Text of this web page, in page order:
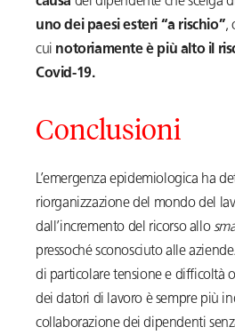
uno dei paesi esteri “a rischio”,
cui notoriamente è più alto il
Covid-19.
Conclusioni
L’emergenza epidemiologica ha
riorganizzazione del mondo del
dall’incremento del ricorso allo
pressoché sconosciuto alle
di particolare tensione e difficoltà
dei datori di lavoro è sempre più
collaborazione dei dipendenti